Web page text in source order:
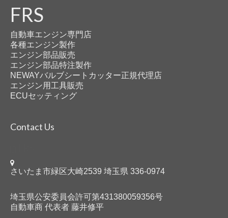
FRS
自動車エンジン専門店
各種エンジン製作
エンジン部品販売
エンジン部品特注製作
NEWAYバルブシートカッター正規代理店
エンジン用工具販売
ECUセッティング
Contact Us
さいたま市緑区大崎2539 埼玉県 336-0974
埼玉県公安委員会許可第431380059356号
自動車商 代表者 藤井修平